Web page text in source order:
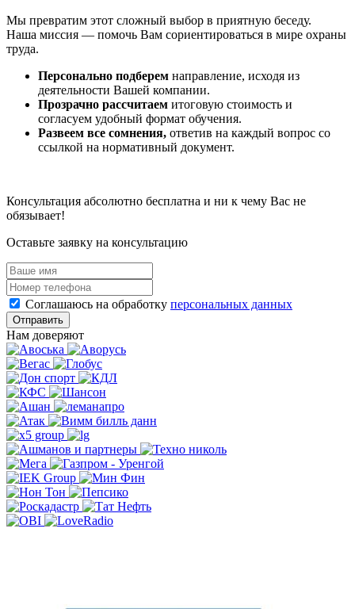
Мы превратим этот сложный выбор в приятную беседу.
Наша миссия — помочь Вам сориентироваться в мире охраны
труда.
Персонально подберем направление, исходя из
деятельности Вашей компании.
Прозрачно рассчитаем итоговую стоимость и
согласуем удобный формат обучения.
Развеем все сомнения, ответив на каждый вопрос со
ссылкой на нормативный документ.
Консультация абсолютно бесплатна и ни к чему Вас не
обязывает!
Оставьте заявку на консультацию
Соглашаюсь на обработку персональных данных
Отправить
Нам доверяют